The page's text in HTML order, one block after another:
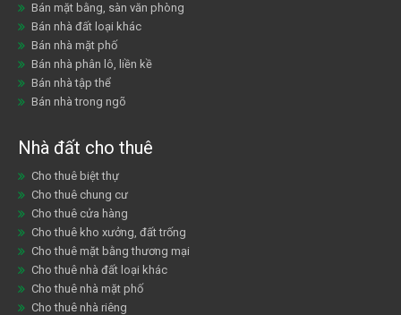
Bán mặt bằng, sàn văn phòng
Bán nhà đất loại khác
Bán nhà mặt phố
Bán nhà phân lô, liền kề
Bán nhà tập thể
Bán nhà trong ngõ
Nhà đất cho thuê
Cho thuê biệt thự
Cho thuê chung cư
Cho thuê cửa hàng
Cho thuê kho xưởng, đất trống
Cho thuê mặt bằng thương mại
Cho thuê nhà đất loại khác
Cho thuê nhà mặt phố
Cho thuê nhà riêng